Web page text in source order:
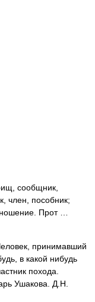
сообщник,
член, пособник;
Прот …
принимавший
в какой нибудь
похода.
Ушакова. Д.Н.